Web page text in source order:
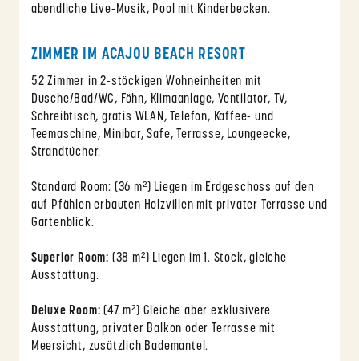
abendliche Live-Musik, Pool mit Kinderbecken.
ZIMMER IM ACAJOU BEACH RESORT
52 Zimmer in 2-stöckigen Wohneinheiten mit
Dusche/Bad/WC, Föhn, Klimaanlage, Ventilator, TV,
Schreibtisch, gratis WLAN, Telefon, Kaffee- und
Teemaschine, Minibar, Safe, Terrasse, Loungeecke,
Strandtücher.
Standard Room: (36 m²) Liegen im Erdgeschoss auf den
auf Pfählen erbauten Holzvillen mit privater Terrasse und
Gartenblick.
Superior Room: (38 m²) Liegen im 1. Stock, gleiche
Ausstattung.
Deluxe Room: (47 m²) Gleiche aber exklusivere
Ausstattung, privater Balkon oder Terrasse mit
Meersicht, zusätzlich Bademantel.